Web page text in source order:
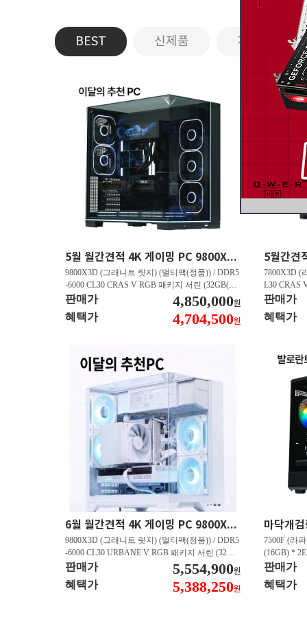
BEST 신제품 게이밍PC
5월 월간견적 4K 게이밍 PC 9800X3D RTX 5070 Ti GY508
9800X3D (그래니트 릿지) (멀티팩(정품)) / DDR5
-6000 CL30 CRAS V RGB 패키지 서린 (32GB(16
Gx2)) / B850M AORUS ELITE WIFI6E 피씨디렉
트 / 지포스 RTX 5070 Ti GAMING OC D7 16GB
피씨디렉트 / EXCERIA 히트싱크 M.2 NVMe (2T
판매가 4,850,000원
혜택가 4,704,500원
7800X3D (
L30 CRAS
B850M
스 RTX
A 히트싱크
판매가
혜택가
6월 월간견적 4K 게이밍 PC 9800X3D RTX 5080 GY512
9800X3D (그래니트 릿지) (멀티팩(정품)) / DDR5
-6000 CL30 URBANE V RGB 패키지 서린 (32GB
(16Gx2)) / B850M-PLUS WIFI7 W 대원씨티에스 /
지포스 RTX 5080 AERO OC SFF D7 16GB 제이
씨현 / EXCERIA 히트싱크 M.2 NVMe (2TB)
판매가 5,554,900원
혜택가 5,388,250원
7500F (라
(16GB) *
즈윈 / 지포
CN600
판매가
혜택가